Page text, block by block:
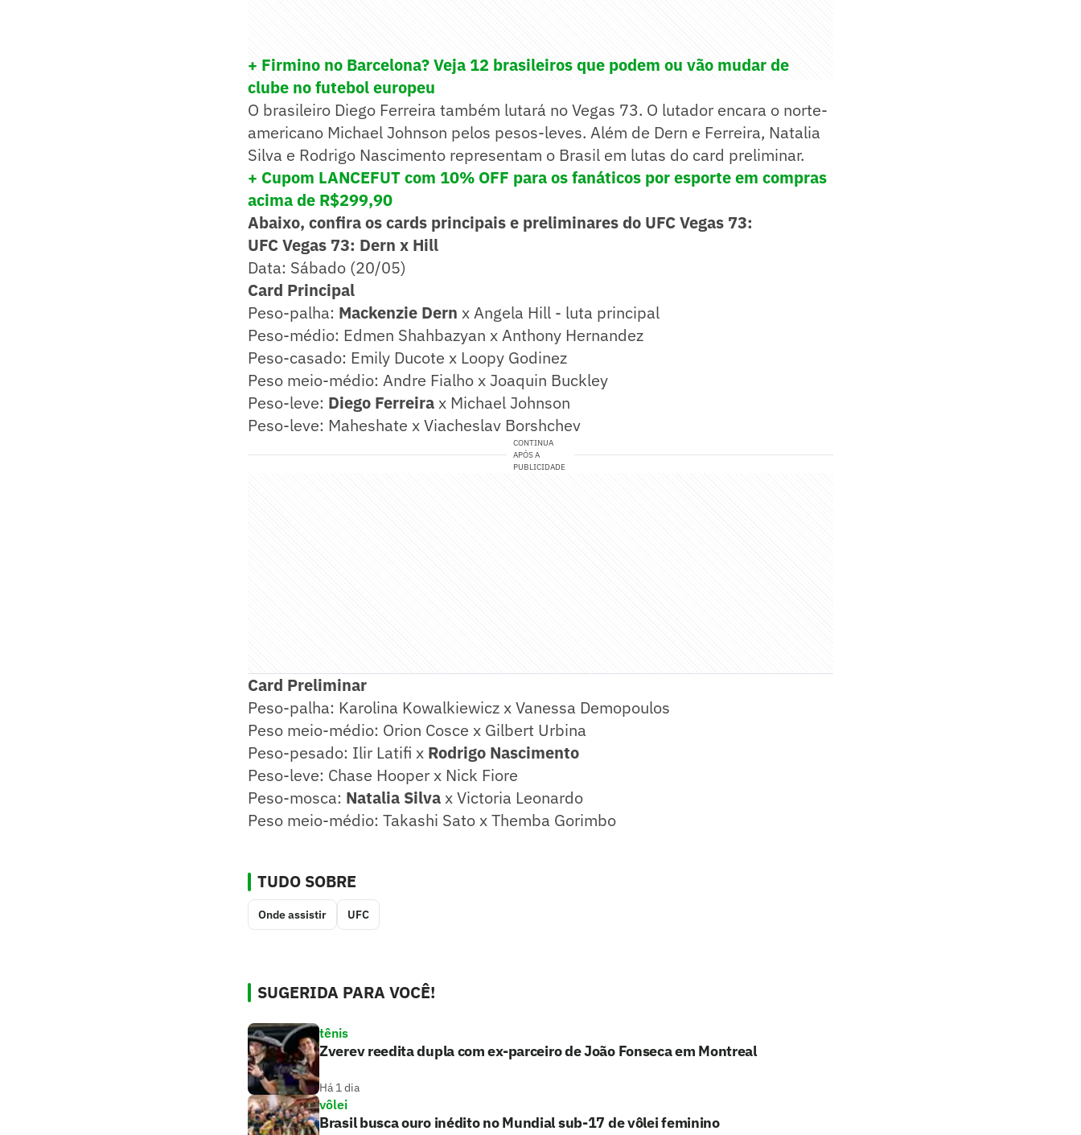
+ Firmino no Barcelona? Veja 12 brasileiros que podem ou vão mudar de
clube no futebol europeu
O brasileiro Diego Ferreira também lutará no Vegas 73. O lutador encara o norte-
americano Michael Johnson pelos pesos-leves. Além de Dern e Ferreira, Natalia
Silva e Rodrigo Nascimento representam o Brasil em lutas do card preliminar.
+ Cupom LANCEFUT com 10% OFF para os fanáticos por esporte em compras
acima de R$299,90
Abaixo, confira os cards principais e preliminares do UFC Vegas 73:
UFC Vegas 73: Dern x Hill
Data: Sábado (20/05)
Card Principal
Peso-palha: Mackenzie Dern x Angela Hill - luta principal
Peso-médio: Edmen Shahbazyan x Anthony Hernandez
Peso-casado: Emily Ducote x Loopy Godinez
Peso meio-médio: Andre Fialho x Joaquin Buckley
Peso-leve: Diego Ferreirax Michael Johnson
Peso-leve: Maheshate x Viacheslav Borshchev
CONTINUA
APÓS A
PUBLICIDADE
Card Preliminar
Peso-palha: Karolina Kowalkiewicz x Vanessa Demopoulos
Peso meio-médio: Orion Cosce x Gilbert Urbina
Peso-pesado: Ilir Latifi x Rodrigo Nascimento
Peso-leve: Chase Hooper x Nick Fiore
Peso-mosca: Natalia Silvax Victoria Leonardo
Peso meio-médio: Takashi Sato x Themba Gorimbo
TUDO SOBRE
Onde assistir UFC
SUGERIDA PARA VOCÊ!
tênis
Zverev reedita dupla com ex-parceiro de João Fonseca em Montreal
Há 1 dia
vôlei
Brasil busca ouro inédito no Mundial sub-17 de vôlei feminino